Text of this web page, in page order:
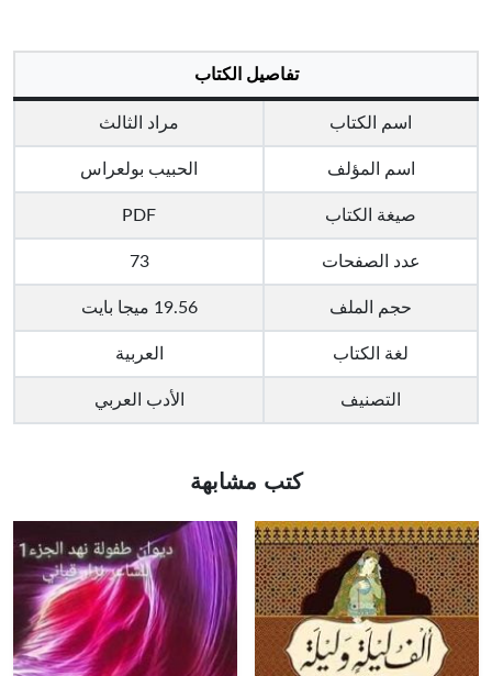
تفاصيل الكتاب
اسم الكتاب مراد الثالث
اسم المؤلف الحبيب بولعراس
صيغة الكتاب PDF
عدد الصفحات 73
حجم الملف 19.56 ميجا بايت
لغة الكتاب العربية
التصنيف الأدب العربي
كتب مشابهة